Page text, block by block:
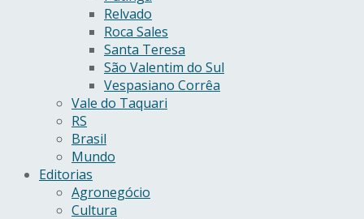
Relvado
Roca Sales
Santa Teresa
São Valentim do Sul
Vespasiano Corrêa
Vale do Taquari
RS
Brasil
Mundo
Editorias
Agronegócio
Cultura